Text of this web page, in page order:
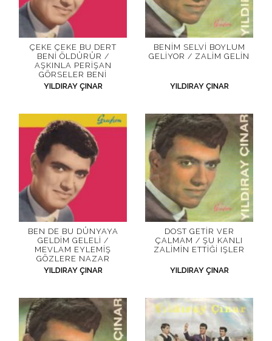
ÇEKE ÇEKE BU DERT
BENI ÖLDÜRÜR /
AŞKINLA PERIŞAN
GÖRSELER BENI
YILDIRAY ÇINAR
BENIM SELVI BOYLUM
GELIYOR / ZALIM GELIN
YILDIRAY ÇINAR
BEN DE BU DÜNYAYA
GELDIM GELELI /
MEVLAM EYLEMIŞ
GÖZLERE NAZAR
YILDIRAY ÇINAR
DOST GETIR VER
ÇALMAM / ŞU KANLI
ZALIMIN ETTIĞI IŞLER
YILDIRAY ÇINAR